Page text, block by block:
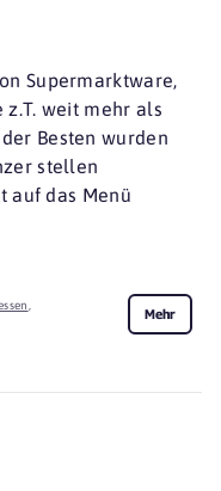
Supermarktware,
z.T. weit mehr als
Besten wurden
stellen
auf das Menü
,
Mehr